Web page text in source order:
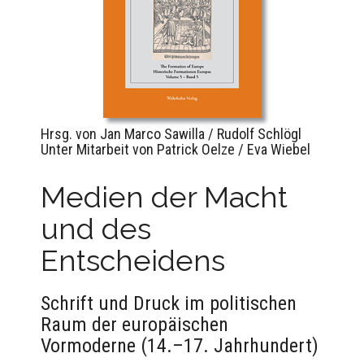
Hrsg. von Jan Marco Sawilla / Rudolf Schlögl
Unter Mitarbeit von Patrick Oelze / Eva Wiebel
Medien der Macht
und des
Entscheidens
Schrift und Druck im politischen
Raum der europäischen
Vormoderne (14.–17. Jahrhundert)